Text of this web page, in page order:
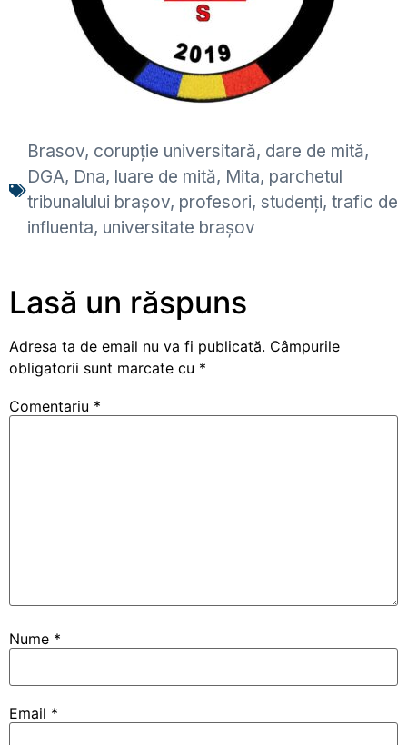
Brasov, corupție universitară, dare de mită,
DGA, Dna, luare de mită, Mita, parchetul
tribunalului brașov, profesori, studenți, trafic de
influenta, universitate brașov
Lasă un răspuns
Adresa ta de email nu va fi publicată. Câmpurile
obligatorii sunt marcate cu *
Comentariu *
Nume *
Email *